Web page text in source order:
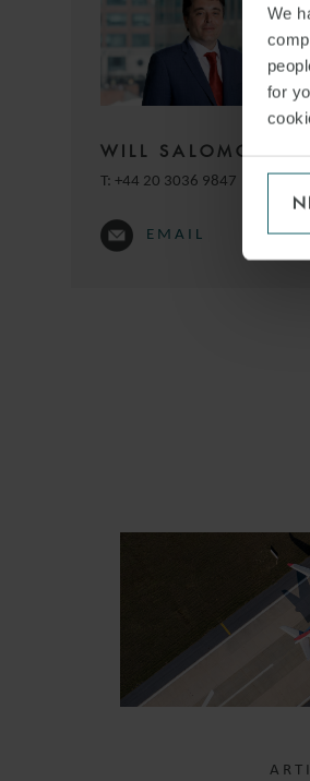
We
for
WILL SALOMONE
T: +44 20 3036 9847
EMAIL
ANA
LORENZO
MADRID
PARTNER